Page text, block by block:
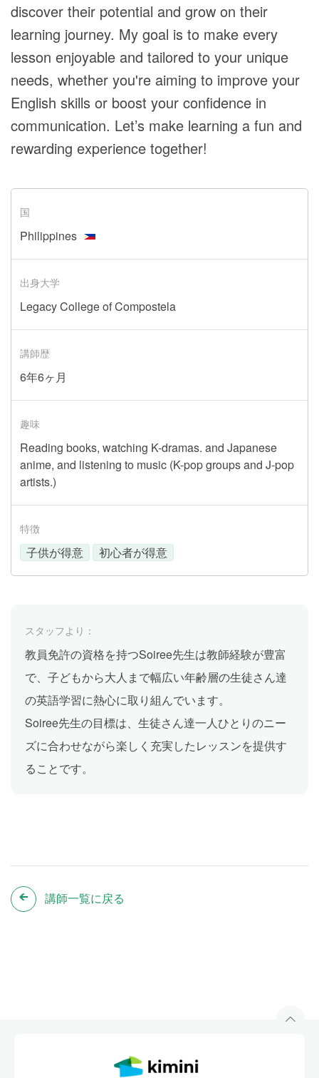
discover their potential and grow on their
learning journey. My goal is to make every
lesson enjoyable and tailored to your unique
needs, whether you're aiming to improve your
English skills or boost your confidence in
communication. Let’s make learning a fun and
rewarding experience together!
国
Philippines
出身大学
Legacy College of Compostela
講師歴
6年6ヶ月
趣味
Reading books, watching K-dramas. and Japanese
anime, and listening to music (K-pop groups and J-pop
artists.)
特徴
子供が得意 初心者が得意
スタッフより：
教員免許の資格を持つSoiree先生は教師経験が豊富
で、子どもから大人まで幅広い年齢層の生徒さん達
の英語学習に熱心に取り組んでいます。
Soiree先生の目標は、生徒さん達一人ひとりのニー
ズに合わせながら楽しく充実したレッスンを提供す
ることです。
講師一覧に戻る